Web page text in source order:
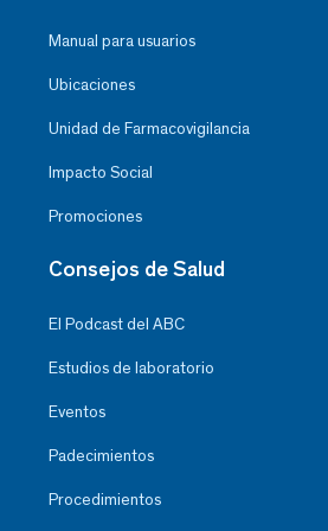
Manual para usuarios
Ubicaciones
Unidad de Farmacovigilancia
Impacto Social
Promociones
Consejos de Salud
El Podcast del ABC
Estudios de laboratorio
Eventos
Padecimientos
Procedimientos